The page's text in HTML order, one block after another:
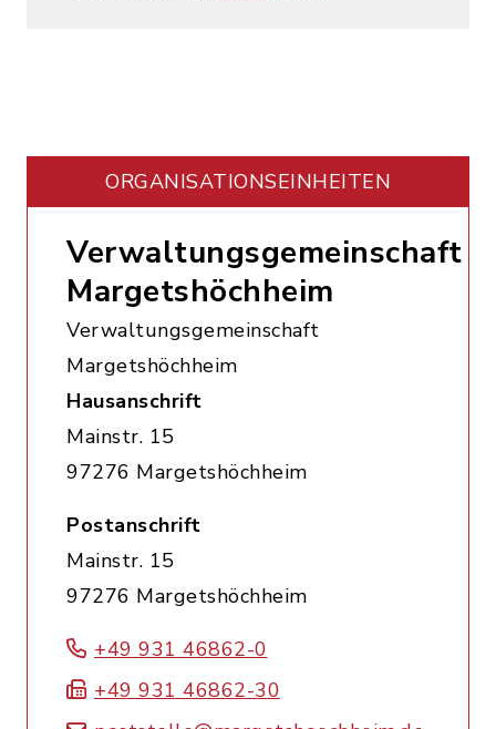
ORGANISATIONS­EINHEITEN
Verwaltungsgemeinschaft
Margetshöchheim
Verwaltungsgemeinschaft
Margetshöchheim
Hausanschrift
Mainstr. 15
97276 Margetshöchheim
Postanschrift
Mainstr. 15
97276 Margetshöchheim
+49 931 46862-0
+49 931 46862-30